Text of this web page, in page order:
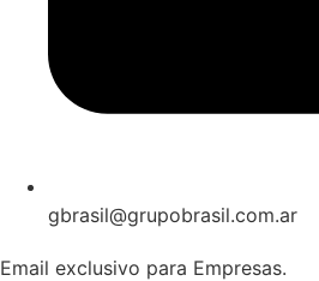
gbrasil@grupobrasil.com.ar
Email exclusivo para Empresas.